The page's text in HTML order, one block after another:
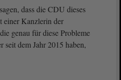
dass die CDU dieses
einer Kanzlerin der
genau für diese Probleme
seit dem Jahr 2015 haben,